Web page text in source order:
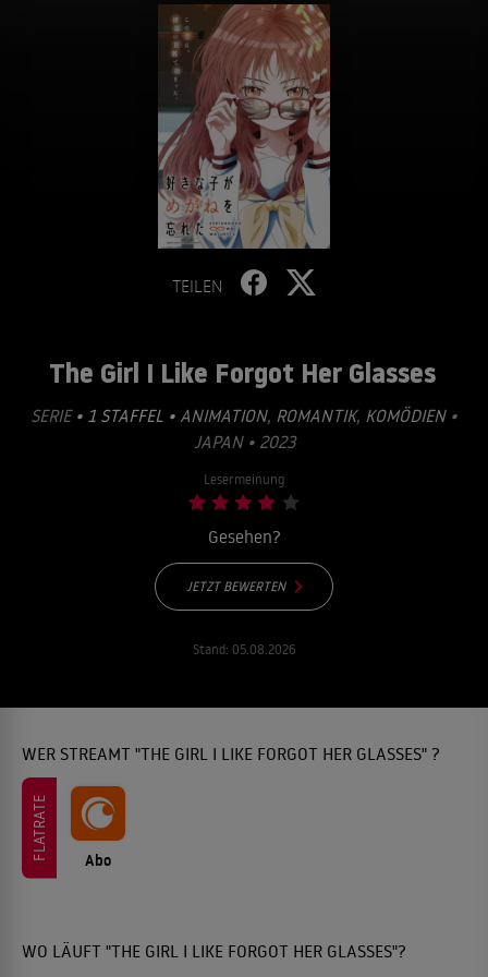
TEILEN
The Girl I Like Forgot Her Glasses
SERIE • 1 STAFFEL • ANIMATION, ROMANTIK, KOMÖDIEN•
JAPAN • 2023
Lesermeinung
Gesehen?
JETZT BEWERTEN
Stand: 05.08.2026
WER STREAMT "THE GIRL I LIKE FORGOT HER GLASSES" ?
FLATRATE Abo
WO LÄUFT "THE GIRL I LIKE FORGOT HER GLASSES"?